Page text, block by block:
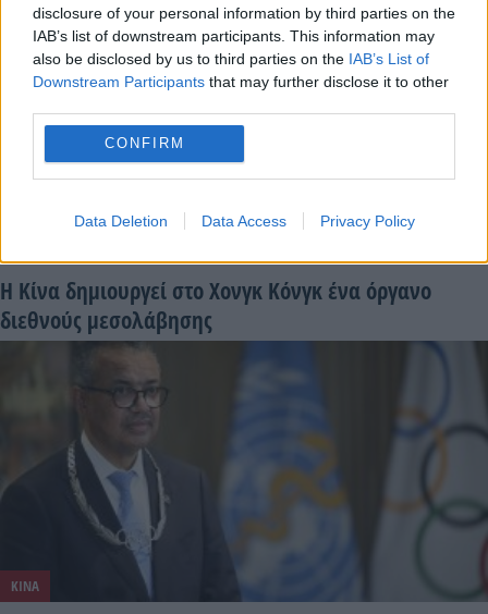
disclosure of your personal information by third parties on the
IAB’s list of downstream participants. This information may
also be disclosed by us to third parties on the IAB’s List of
Downstream Participants that may further disclose it to other
CONFIRM
Data Deletion Data Access Privacy Policy
Η Κίνα δημιουργεί στο Χονγκ Κόνγκ ένα όργανο
διεθνούς μεσολάβησης
ΚΙΝΑ